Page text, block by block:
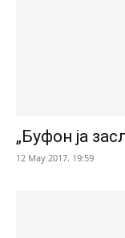
„Буфон ја
12 May 2017. 19:59